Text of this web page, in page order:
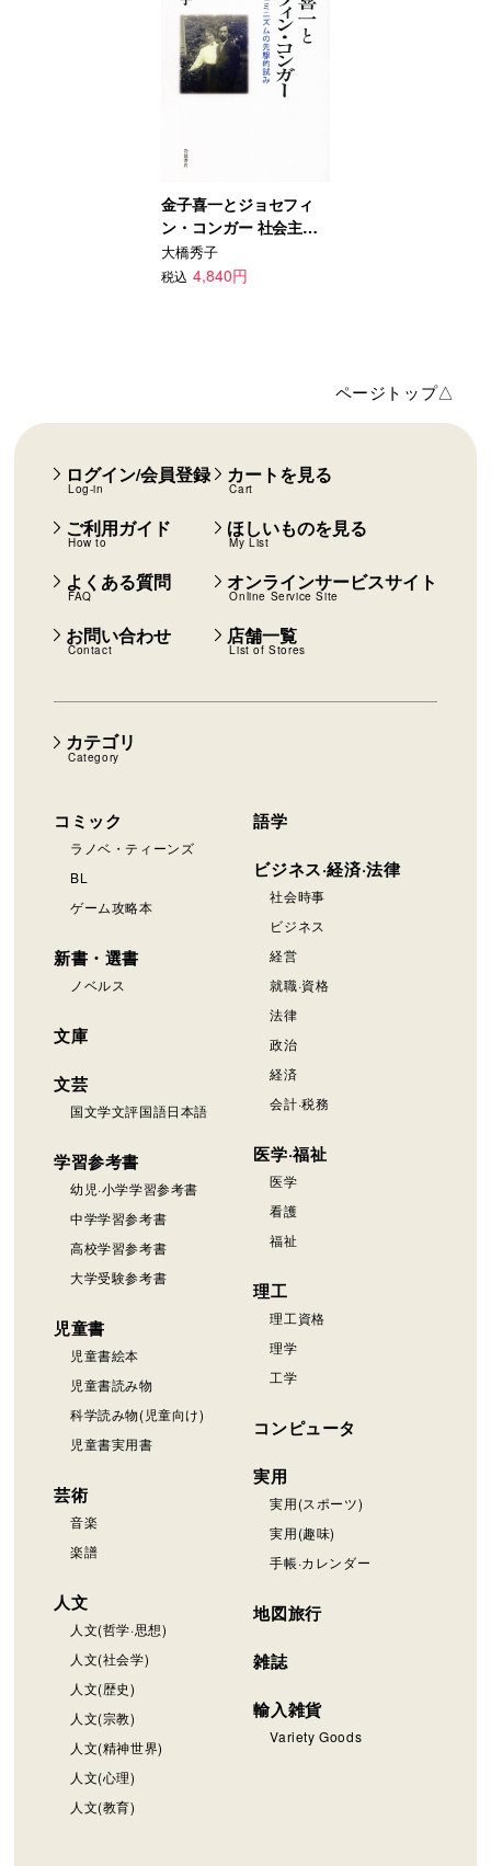
金子喜一とジョセフィ
ン・コンガー 社会主義
フェミニズムの先駆的試
み
大橋秀子
税込 4,840円
ページトップ△
カテゴリ
Category
コミック
ラノベ・ティーンズ
BL
ゲーム攻略本
新書・選書
ノベルス
文庫
文芸
国文学文評国語日本語
学習参考書
幼児·小学学習参考書
中学学習参考書
高校学習参考書
大学受験参考書
児童書
児童書絵本
児童書読み物
科学読み物(児童向け)
児童書実用書
芸術
音楽
楽譜
人文
人文(哲学·思想)
人文(社会学)
人文(歴史)
人文(宗教)
人文(精神世界)
人文(心理)
人文(教育)
語学
ビジネス·経済·法律
社会時事
ビジネス
経営
就職·資格
法律
政治
経済
会計·税務
医学·福祉
医学
看護
福祉
理工
理工資格
理学
工学
コンピュータ
実用
実用(スポーツ)
実用(趣味)
手帳·カレンダー
地図旅行
雑誌
輸入雑貨
Variety Goods
ログイン/会員登録
Log-in
カートを見る
Cart
ご利用ガイド
How to
ほしいものを見る
My List
よくある質問
FAQ
オンラインサービスサイト
Online Service Site
お問い合わせ
Contact
店舗一覧
List of Stores